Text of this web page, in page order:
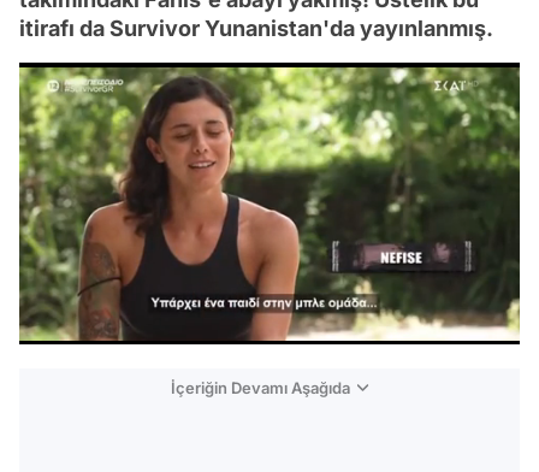
itirafı da Survivor Yunanistan'da yayınlanmış.
/
İçeriğin Devamı Aşağıda